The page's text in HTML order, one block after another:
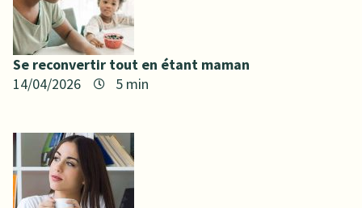
Se reconvertir tout en étant maman
14/04/2026